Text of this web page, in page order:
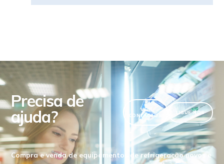
Precisa de
ajuda?
VER
CONTACTOS
LIGUE-NOS
Compra e venda de equipamentos de refrigeração novos e